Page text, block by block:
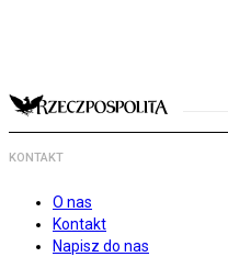
KONTAKT
O nas
Kontakt
Napisz do nas